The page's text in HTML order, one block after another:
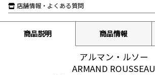
店舗情報・よくある質問
商品説明 商品情報
アルマン・ルソー
ARMAND ROUSSEAU